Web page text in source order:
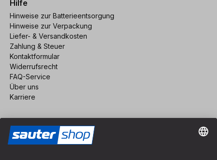
Hilfe
Hinweise zur Batterieentsorgung
Hinweise zur Verpackung
Liefer- & Versandkosten
Zahlung & Steuer
Kontaktformular
Widerrufsrecht
FAQ-Service
Über uns
Karriere